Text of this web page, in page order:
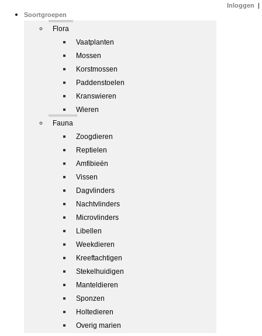
Soortgroepen
Flora
Vaatplanten
Mossen
Korstmossen
Paddenstoelen
Kranswieren
Wieren
Fauna
Zoogdieren
Reptielen
Amfibieën
Vissen
Dagvlinders
Nachtvlinders
Microvlinders
Libellen
Weekdieren
Kreeftachtigen
Stekelhuidigen
Manteldieren
Sponzen
Holtedieren
Overig marien
Inloggen |